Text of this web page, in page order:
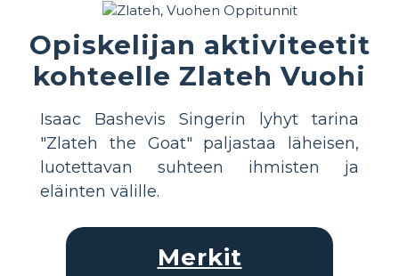
Opiskelijan aktiviteetit
kohteelle Zlateh Vuohi
Isaac Bashevis Singerin lyhyt tarina
"Zlateh the Goat" paljastaa läheisen,
luotettavan suhteen ihmisten ja
eläinten välille.
Merkit